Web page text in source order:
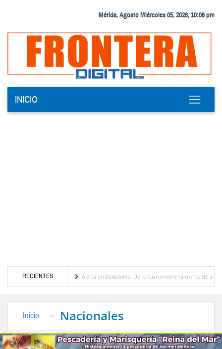
Mérida, Agosto Miércoles 05, 2026, 10:06 pm
INICIO
RECIENTES
de Venezuela
Alerta en Bailadores: Denuncian envenenamiento de siete
Inicio Nacionales